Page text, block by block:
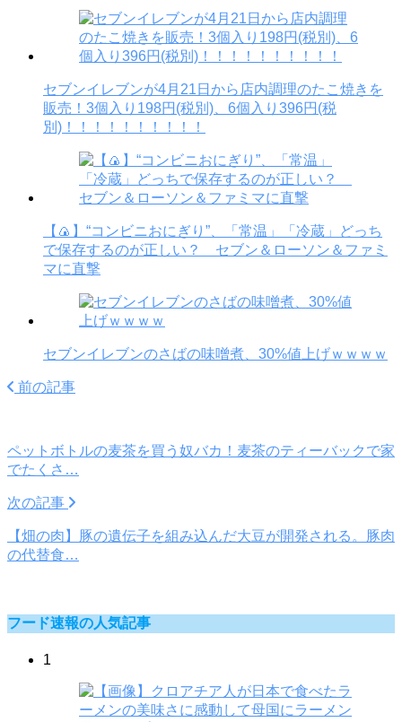
セブンイレブンが4月21日から店内調理のたこ焼きを
販売！3個入り198円(税別)、6個入り396円(税
別)！！！！！！！！！！
【🍙】“コンビニおにぎり”、「常温」「冷蔵」どっち
で保存するのが正しい？ セブン＆ローソン＆ファミ
マに直撃
セブンイレブンのさばの味噌煮、30%値上げｗｗｗｗ
前の記事
ペットボトルの麦茶を買う奴バカ！麦茶のティーバックで家
でたくさ…
次の記事
【畑の肉】豚の遺伝子を組み込んだ大豆が開発される。豚肉
の代替食…
フード速報の人気記事
1